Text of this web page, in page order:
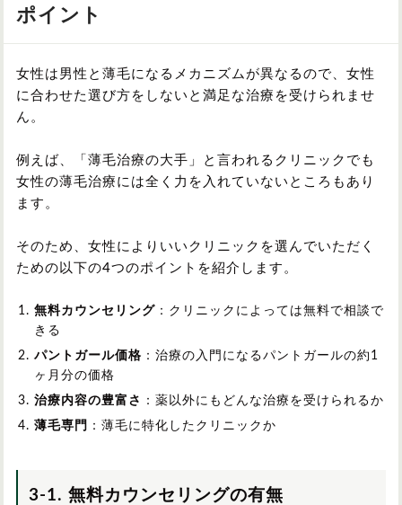
ポイント
女性は男性と薄毛になるメカニズムが異なるので、女性
に合わせた選び方をしないと満足な治療を受けられませ
ん。
例えば、「薄毛治療の大手」と言われるクリニックでも
女性の薄毛治療には全く力を入れていないところもあり
ます。
そのため、女性によりいいクリニックを選んでいただく
ための以下の4つのポイントを紹介します。
無料カウンセリング ：クリニックによっては無料で相談で
きる
パントガール価格 ：治療の入門になるパントガールの約1
ヶ月分の価格
治療内容の豊富さ
：薬以外にもどんな治療を受けられるか
薄毛専門
：薄毛に特化したクリニックか
3-1. 無料カウンセリングの有無